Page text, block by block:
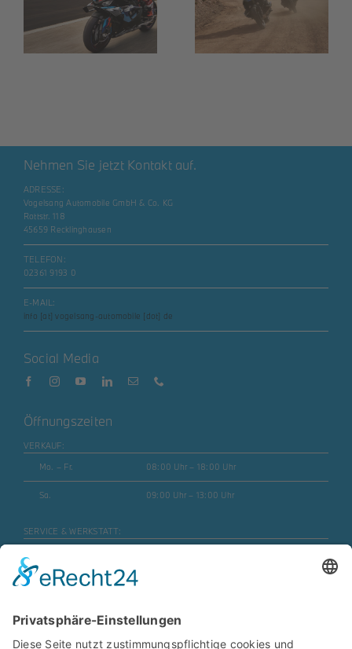
BMW R 1300
GS
Nehmen Sie jetzt Kontakt auf.
ADRESSE:
Vogelsang Automobile GmbH & Co. KG
Rottstr. 118
45659 Recklinghausen
TELEFON:
02361 9193 0
E-MAIL:
info [at] vogelsang-automobile [dot] de
Social Media
Öffnungszeiten
VERKAUF:
Mo. – Fr.
08:00 Uhr – 18:00 Uhr
Sa. 09:00 Uhr – 13:00 Uhr
SERVICE & WERKSTATT:
Mo. – Fr. (Motorrad)
ERSATZTEILE & ZUBEHÖR: